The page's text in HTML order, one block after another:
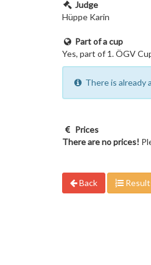
Judge
Hüppe Karin
Part of a cup
Yes, part of 1. ÖGV
There is already
Prices
There are no prices!
Back